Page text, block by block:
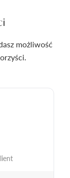
możliwość